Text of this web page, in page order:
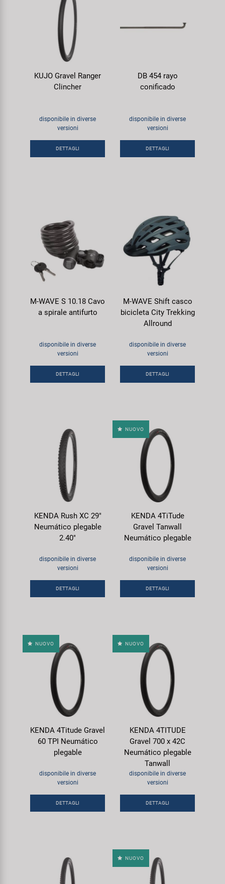
KUJO Gravel Ranger
Clincher
disponibile in diverse
versioni
DETTAGLI
DB 454 rayo
conificado
disponibile in diverse
versioni
DETTAGLI
M-WAVE S 10.18 Cavo
a spirale antifurto
disponibile in diverse
versioni
DETTAGLI
M-WAVE Shift casco
bicicleta City Trekking
Allround
disponibile in diverse
versioni
DETTAGLI
KENDA Rush XC 29"
Neumático plegable
2.40"
disponibile in diverse
versioni
DETTAGLI
NUOVO
KENDA 4TiTude
Gravel Tanwall
Neumático plegable
disponibile in diverse
versioni
DETTAGLI
NUOVO
KENDA 4Titude Gravel
60 TPI Neumático
plegable
disponibile in diverse
versioni
DETTAGLI
NUOVO
KENDA 4TITUDE
Gravel 700 x 42C
Neumático plegable
Tanwall
disponibile in diverse
versioni
DETTAGLI
NUOVO